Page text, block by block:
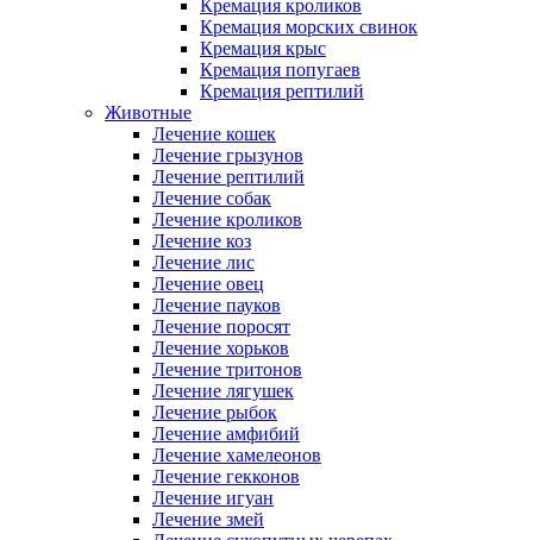
Кремация кроликов
Кремация морских свинок
Кремация крыс
Кремация попугаев
Кремация рептилий
Животные
Лечение кошек
Лечение грызунов
Лечение рептилий
Лечение собак
Лечение кроликов
Лечение коз
Лечение лис
Лечение овец
Лечение пауков
Лечение поросят
Лечение хорьков
Лечение тритонов
Лечение лягушек
Лечение рыбок
Лечение амфибий
Лечение хамелеонов
Лечение гекконов
Лечение игуан
Лечение змей